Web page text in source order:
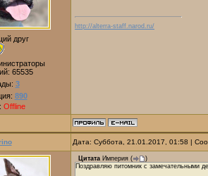
друг
65535
3
890
Offline
http://alterra-staff.narod.ru/
Дата: Суббота, 21.01.2017, 01:58 |
Цитата Империя (
)
Поздравляю питомник с замечательными